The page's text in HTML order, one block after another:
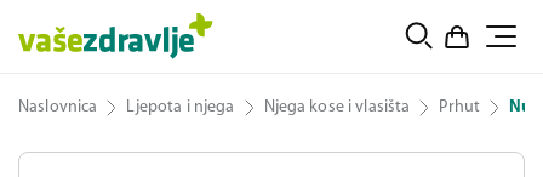
Naslovnica Ljepota i njega Njega kose i vlasišta Prhut